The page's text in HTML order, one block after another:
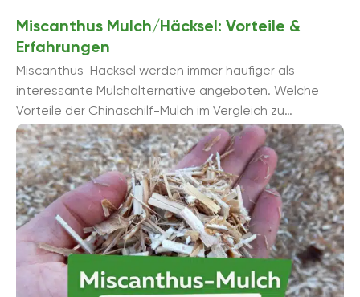
Miscanthus Mulch/Häcksel: Vorteile &
Erfahrungen
Miscanthus-Häcksel werden immer häufiger als
interessante Mulchalternative angeboten. Welche
Vorteile der Chinaschilf-Mulch im Vergleich zu
Rindenmulch und Co. hat, erfahren Sie in diesem
Artikel.